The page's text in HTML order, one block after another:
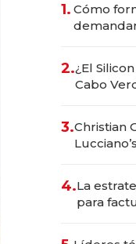
1. Cómo
2.¿El
Cabo
3.Christian
4.La
para